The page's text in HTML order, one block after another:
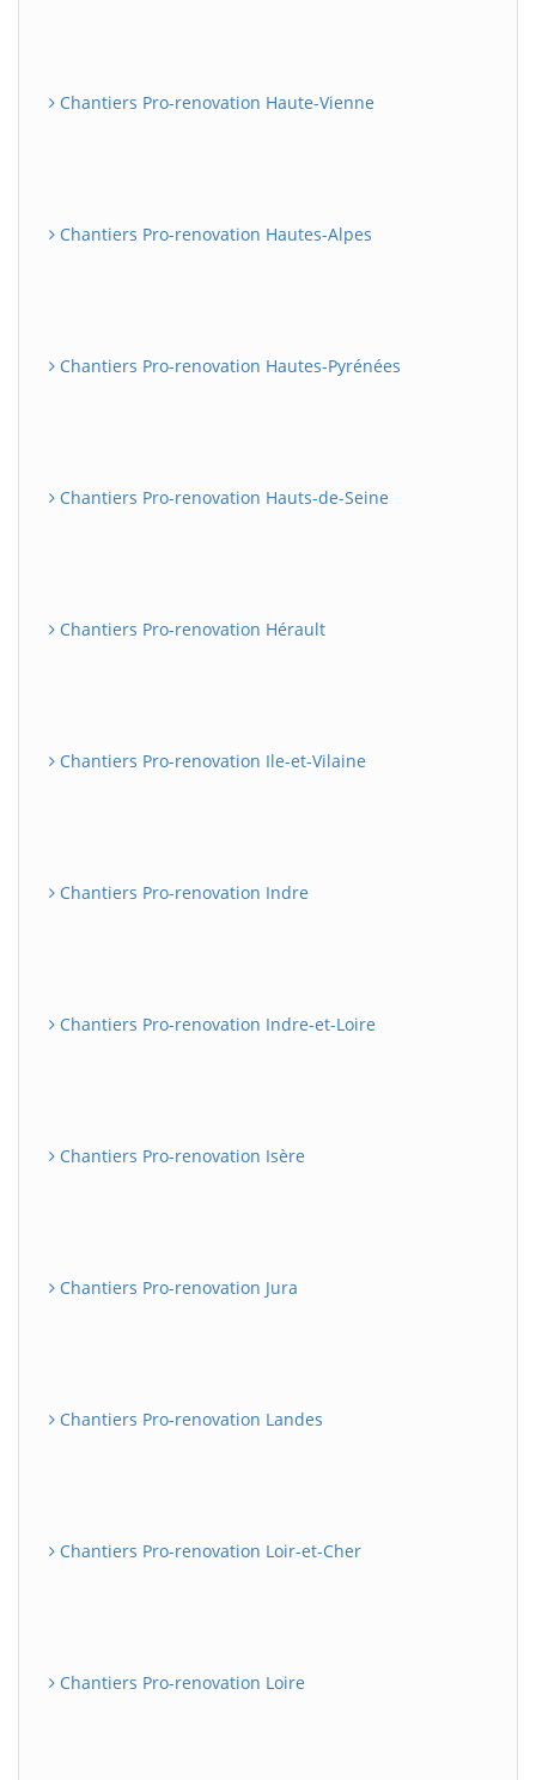
Chantiers Pro-renovation Haute-Vienne
Chantiers Pro-renovation Hautes-Alpes
Chantiers Pro-renovation Hautes-Pyrénées
Chantiers Pro-renovation Hauts-de-Seine
Chantiers Pro-renovation Hérault
Chantiers Pro-renovation Ile-et-Vilaine
Chantiers Pro-renovation Indre
Chantiers Pro-renovation Indre-et-Loire
Chantiers Pro-renovation Isère
Chantiers Pro-renovation Jura
Chantiers Pro-renovation Landes
Chantiers Pro-renovation Loir-et-Cher
Chantiers Pro-renovation Loire